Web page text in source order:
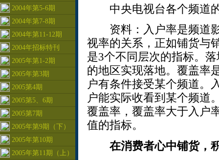
2004年第5-6期
2004年第7-8期
2004年第11-12期
2004年招标特刊
2005年第1-2期
2005年第3期
2005第4期
2005第5、6期
2005第7期
2005年第9期（下）
2005年第10期
2005年第11期（上）
中央电视台各个频道的
资料：入户率是频道影
视率的关系，正如铺货与
是3个不同层次的指标。
的地区实现落地。覆盖率
户有条件接受某个频道。
户能实际收看到某个频道
覆盖率，覆盖率大于入户
值的指标。
在消费者心中铺货，